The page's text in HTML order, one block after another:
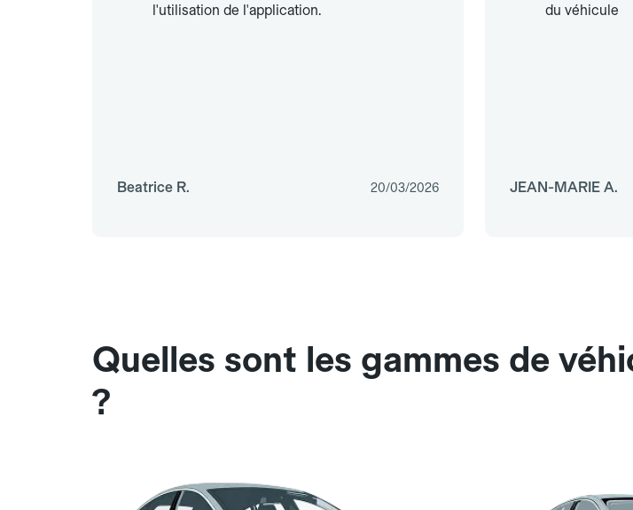
l'utilisation de l'application.
Beatrice R. 20/03/2026
du véhicule
JEAN-MARIE A.
Quelles sont les gammes de
?